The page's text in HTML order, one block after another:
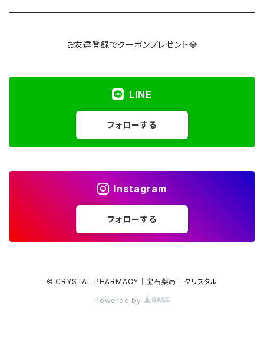
アメグリーン
Spheres スフィア
Freeforms フリーフォーム
お友達登録でクーポンプレゼント💎
LINE
フォローする
Instagram
フォローする
© CRYSTAL PHARMACY｜宝石薬局｜クリスタル
Powered by